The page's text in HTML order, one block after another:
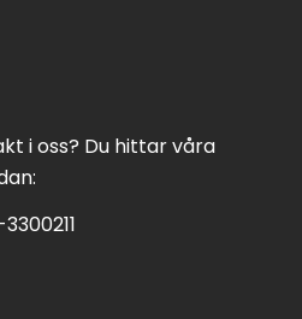
i oss? Du hittar våra